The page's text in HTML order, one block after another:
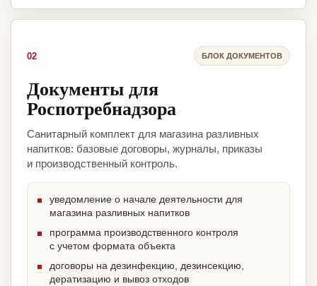
02 БЛОК ДОКУМЕНТОВ
Документы для
Роспотребнадзора
Санитарный комплект для магазина разливных
напитков: базовые договоры, журналы, приказы
и производственный контроль.
уведомление о начале деятельности для
магазина разливных напитков
программа производственного контроля
с учетом формата объекта
договоры на дезинфекцию, дезинсекцию,
дератизацию и вывоз отходов